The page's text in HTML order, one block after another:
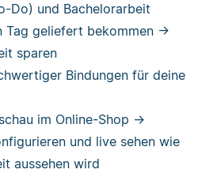
Do) und Bachelorarbeit
Tag geliefert bekommen ->
sparen
Bindungen für deine
im Online-Shop ->
und live sehen wie
aussehen wird